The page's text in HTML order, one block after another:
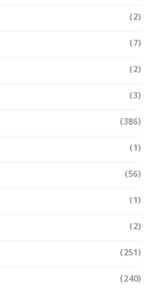
(2)
(7)
(2)
(3)
(386)
(1)
(56)
(1)
(2)
(251)
(240)